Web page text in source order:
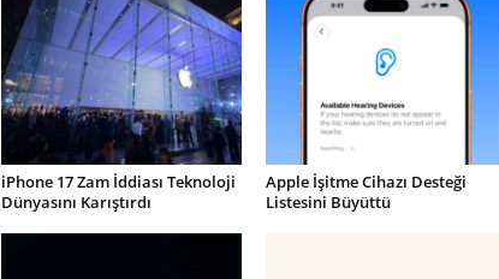
iPhone 17 Zam İddiası Teknoloji
Dünyasını Karıştırdı
Apple İşitme Cihazı Desteği
Listesini Büyüttü